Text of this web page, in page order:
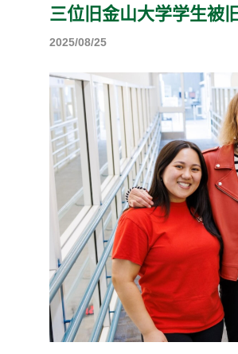
三位旧金山大学学生被
2025/08/25